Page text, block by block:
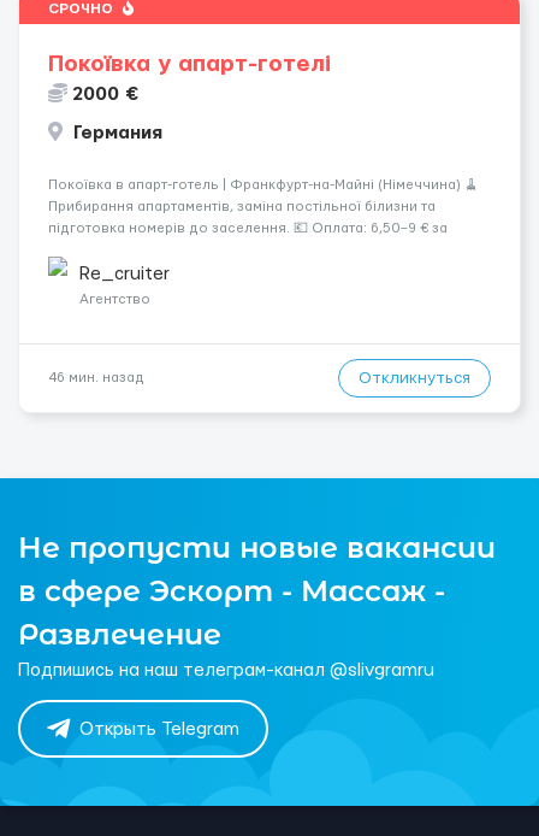
СРОЧНО
Покоївка у апарт-готелі
2000 €
Германия
Покоївка в апарт-готель | Франкфурт-на-Майні (Німеччина) 🧹
Прибирання апартаментів, заміна постільної білизни та
підготовка номерів до заселення. 💶 Оплата: 6,50–9 € за
близько 2000 € на місяць (після вирахув...
Re_cruiter
Агентство
46 мин. назад Откликнуться
Не пропусти новые вакансии
в сфере Эскорт - Массаж -
Развлечение
Подпишись на наш телеграм-канал @slivgramru
Открыть Telegram